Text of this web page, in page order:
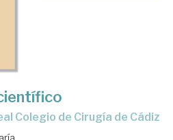
Colegio de Cirugía de Cádiz